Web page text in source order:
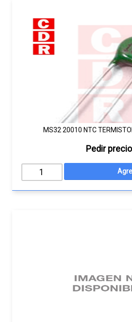
MS32 20010 NTC
Pedir precio